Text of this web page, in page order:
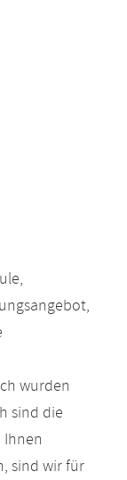
wurden
sind die
sind wir für